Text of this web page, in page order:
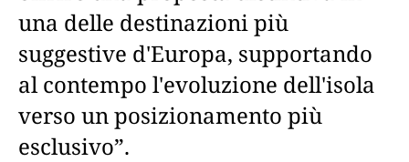
una delle destinazioni più
suggestive d'Europa, supportando
al contempo l'evoluzione dell'isola
verso un posizionamento più
esclusivo”.